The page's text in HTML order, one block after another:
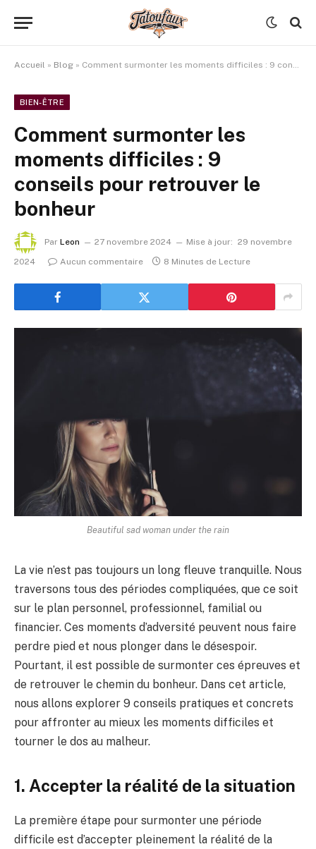
Accueil » Blog » Comment surmonter les moments difficiles : 9 conseils pour retrouver le bonheur
BIEN-ÊTRE
Comment surmonter les
moments difficiles : 9
conseils pour retrouver le
bonheur
Par Leon 27 novembre 2024 Mise à jour: 29 novembre
2024
Aucun commentaire 8 Minutes de Lecture
Beautiful sad woman under the rain
La vie n’est pas toujours un long fleuve tranquille. Nous
traversons tous des périodes compliquées, que ce soit
sur le plan personnel, professionnel, familial ou
financier. Ces moments d’adversité peuvent nous faire
perdre pied et nous plonger dans le désespoir.
Pourtant, il est possible de surmonter ces épreuves et
de retrouver le chemin du bonheur. Dans cet article,
nous allons explorer 9 conseils pratiques et concrets
pour affronter au mieux les moments difficiles et
tourner le dos au malheur.
1. Accepter la réalité de la situation
La première étape pour surmonter une période
difficile est d’accepter pleinement la réalité de la